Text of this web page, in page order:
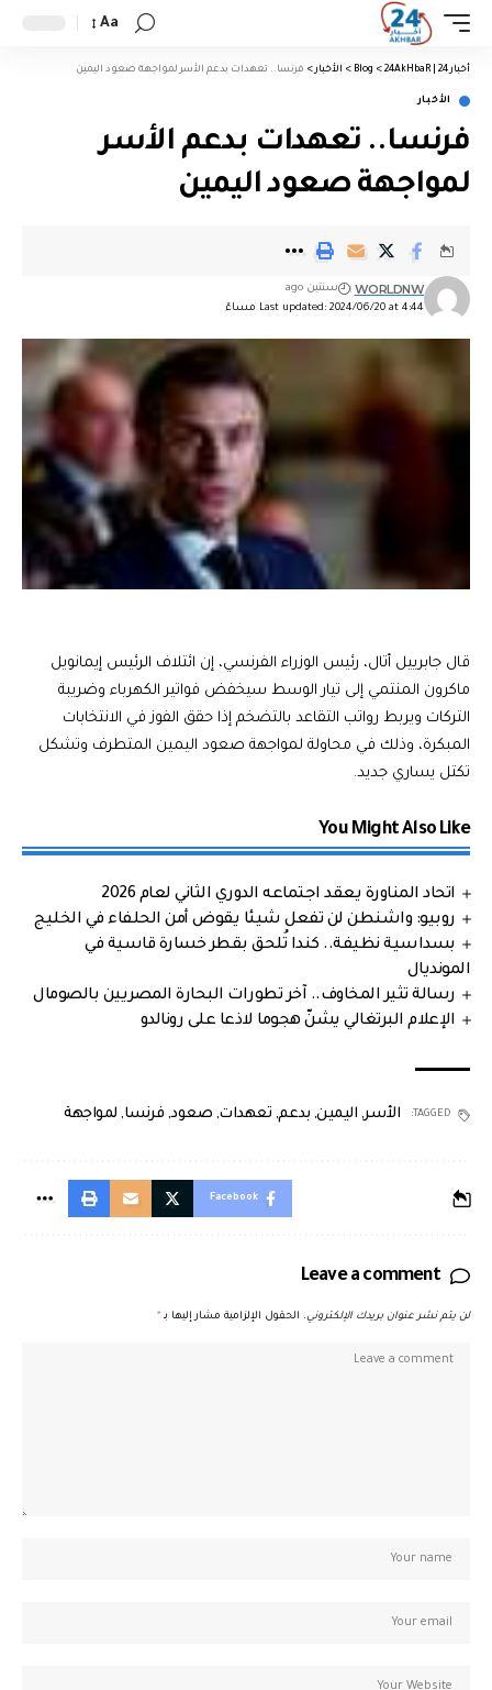
Aa
أخبار 24 | 24AkHbaR >
Blog
> الأخبار > فرنسا.. تعهدات بدعم الأسر لمواجهة صعود اليمين
الأخبار
فرنسا.. تعهدات بدعم الأسر
لمواجهة صعود اليمين
Last updated: 2024/06/20 at 4:44 مساءً
WORLDNW سنتين ago
قال جابرييل أتال، رئيس الوزراء الفرنسي، إن ائتلاف الرئيس إيمانويل
ماكرون المنتمي إلى تيار الوسط سيخفض فواتير الكهرباء وضريبة
التركات ويربط رواتب التقاعد بالتضخم إذا حقق الفوز في الانتخابات
المبكرة، وذلك في محاولة لمواجهة صعود اليمين المتطرف وتشكل
تكتل يساري جديد.
You Might Also Like
اتحاد المناورة يعقد اجتماعه الدوري الثاني لعام 2026
روبيو: واشنطن لن تفعل شيئا يقوض أمن الحلفاء في الخليج
بسداسية نظيفة.. كندا تُلحق بقطر خسارة قاسية في
المونديال
رسالة تثير المخاوف.. آخر تطورات البحارة المصريين بالصومال
الإعلام البرتغالي يشنّ هجوما لاذعا على رونالدو
TAGGED: الأسر, اليمين, بدعم, تعهدات, صعود, فرنسا, لمواجهة
Facebook
Leave a comment
لن يتم نشر عنوان بريدك الإلكتروني. الحقول الإلزامية مشار إليها بـ *